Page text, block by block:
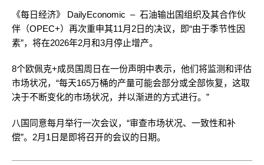
《每日经济》 DailyEconomic – 石油输出国组织及其合作伙
伴（OPEC+）再次重申其11月2日的决议，即“由于季节性因
素”，将在2026年2月和3月停止增产。
8个欧佩克+成员国周日在一份声明中表示，他们将监测和评估
市场状况，“每天165万桶的产量可能会部分或全部恢复，这取
决于不断变化的市场状况，并以渐进的方式进行。”
八国同意每月举行一次会议，“审查市场状况、一致性和补
偿”。2月1日是即将召开的会议的日期。